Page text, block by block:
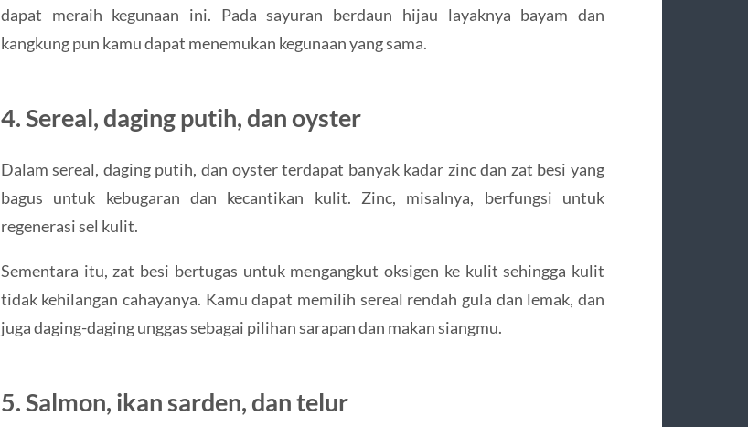
dapat meraih kegunaan ini. Pada sayuran berdaun hijau layaknya bayam dan
kangkung pun kamu dapat menemukan kegunaan yang sama.
4. Sereal, daging putih, dan oyster
Dalam sereal, daging putih, dan oyster terdapat banyak kadar zinc dan zat besi yang
bagus untuk kebugaran dan kecantikan kulit. Zinc, misalnya, berfungsi untuk
regenerasi sel kulit.
Sementara itu, zat besi bertugas untuk mengangkut oksigen ke kulit sehingga kulit
tidak kehilangan cahayanya. Kamu dapat memilih sereal rendah gula dan lemak, dan
juga daging-daging unggas sebagai pilihan sarapan dan makan siangmu.
5. Salmon, ikan sarden, dan telur